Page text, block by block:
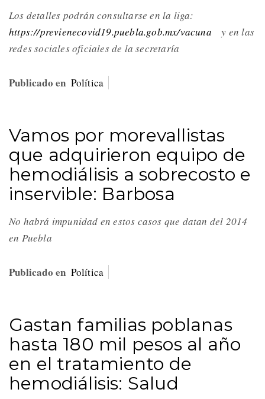
Los detalles podrán consultarse en la liga:
https://previenecovid19.puebla.gob.mx/vacuna y en las
redes sociales oficiales de la secretaría
Publicado en Política
Vamos por morevallistas
que adquirieron equipo de
hemodiálisis a sobrecosto e
inservible: Barbosa
No habrá impunidad en estos casos que datan del 2014
en Puebla
Publicado en Política
Gastan familias poblanas
hasta 180 mil pesos al año
en el tratamiento de
hemodiálisis: Salud